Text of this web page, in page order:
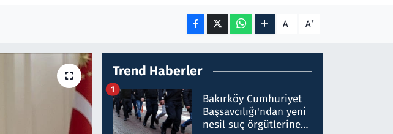
A- A+
Trend Haberler
Bakırköy Cumhuriyet
Başsavcılığı'ndan yeni
nesil suç örgütlerine
1